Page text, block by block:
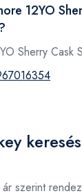
12YO
Sherry Cask
szerint